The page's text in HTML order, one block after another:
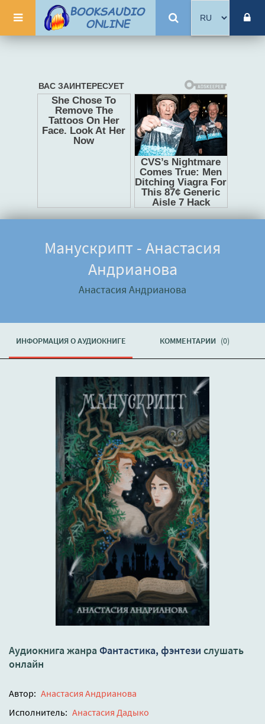
Манускрипт - Анастасия
Андрианова
Анастасия Андрианова
ИНФОРМАЦИЯ О АУДИОКНИГЕ КОММЕНТАРИИ (0)
Аудиокнига жанра Фантастика, фэнтези слушать
онлайн
Автор: Анастасия Андрианова
Исполнитель: Анастасия Дадыко